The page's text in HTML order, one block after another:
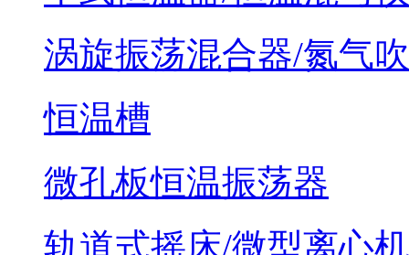
涡旋振荡混合器/氮气
恒温槽
微孔板恒温振荡器
轨道式摇床/微型离心机